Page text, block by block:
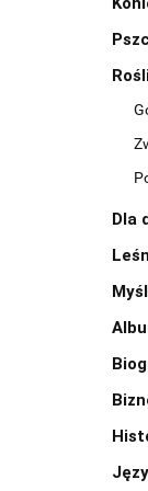
Dla